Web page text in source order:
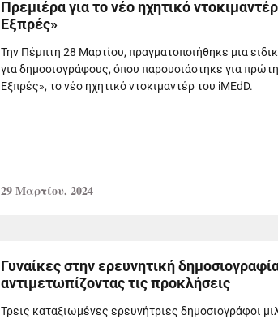
Πρεμιέρα για το νέο ηχητικό
Εξπρές»
Την Πέμπτη 28 Μαρτίου, πραγματοποιήθηκε μια
για δημοσιογράφους, όπου παρουσιάστηκε για
Εξπρές», το νέο ηχητικό ντοκιμαντέρ του iMEdD.
29 Μαρτίου, 2024
Γυναίκες στην ερευνητική
αντιμετωπίζοντας τις προκλήσεις
Τρεις καταξιωμένες ερευνήτριες δημοσιογράφοι